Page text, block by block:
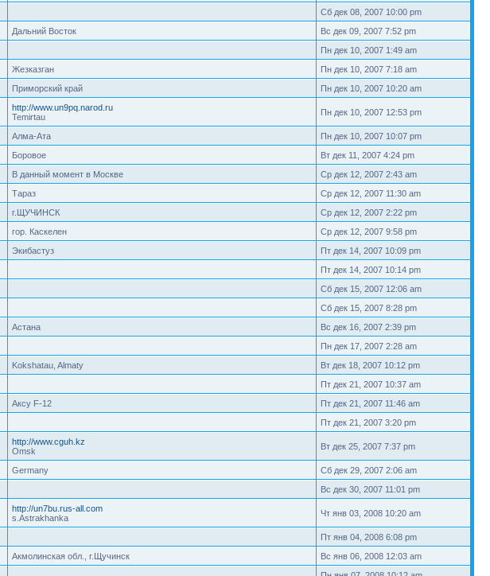
Сб дек 08, 2007 10:00 pm
Дальний Восток
Вс дек 09, 2007 7:52 pm
Пн дек 10, 2007 1:49 am
Жезказган
Пн дек 10, 2007 7:18 am
Приморский край Пн дек 10, 2007 10:20 am
http://www.un9pq.narod.ru
Temirtau
Пн дек 10, 2007 12:53 pm
Алма-Ата
Пн дек 10, 2007 10:07 pm
Боровое
Вт дек 11, 2007 4:24 pm
В данный момент в Москве
Ср дек 12, 2007 2:43 am
Тараз
Ср дек 12, 2007 11:30 am
г.ЩУЧИНСК
Ср дек 12, 2007 2:22 pm
гор. Каскелен
Ср дек 12, 2007 9:58 pm
Экибастуз
Пт дек 14, 2007 10:09 pm
Пт дек 14, 2007 10:14 pm
Сб дек 15, 2007 12:06 am
Сб дек 15, 2007 8:28 pm
Астана
Вс дек 16, 2007 2:39 pm
Пн дек 17, 2007 2:28 am
Kokshatau, Almaty
Вт дек 18, 2007 10:12 pm
Пт дек 21, 2007 10:37 am
Аксу F-12
Пт дек 21, 2007 11:46 am
Пт дек 21, 2007 3:20 pm
http://www.cguh.kz
Omsk
Вт дек 25, 2007 7:37 pm
Germany
Сб дек 29, 2007 2:06 am
Вс дек 30, 2007 11:01 pm
http://un7bu.rus-all.com
s.Astrakhanka
Чт янв 03, 2008 10:20 am
Пт янв 04, 2008 6:08 pm
Акмолинская обл., г.Щучинск
Вс янв 06, 2008 12:03 am